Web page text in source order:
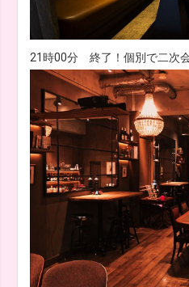
21時00分 終了！個別で二次